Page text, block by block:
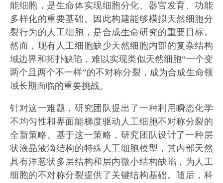
能细胞，是生命体实现细胞分化、器官发育、功能
多样化的重要基础。因此构建能够模拟天然细胞分
裂行为的人工细胞，是合成生命研究的重要目标。
然而，现有人工细胞缺少天然细胞内部的复杂结构
域边界和拓扑缺陷，难以实现类似天然细胞“一个变
两个且两个不一样”的不对称分裂，成为合成生命领
域长期面临的重要挑战。
针对这一难题，研究团队提出了一种利用瞬态化学
不均匀性和界面能梯度驱动人工细胞不对称分裂的
全新策略。基于这一策略，研究团队设计了一种层
状液晶液滴结构的特殊人工细胞模型，其内部天然
具有洋葱状多层结构和层内微小结构缺陷，为人工
细胞的不对称分裂提供了关键结构基础。随后，科